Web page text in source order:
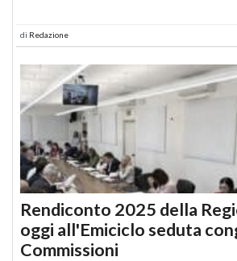
di Redazione
Rendiconto 2025 della
oggi all'Emiciclo seduta
Commissioni